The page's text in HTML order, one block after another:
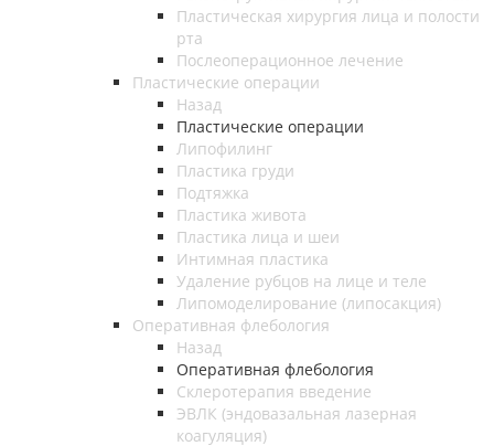
Пластическая хирургия лица и полости
рта
Послеоперационное лечение
Пластические операции
Назад
Пластические операции
Липофилинг
Пластика груди
Подтяжка
Пластика живота
Пластика лица и шеи
Интимная пластика
Удаление рубцов на лице и теле
Липомоделирование (липосакция)
Оперативная флебология
Назад
Оперативная флебология
Склеротерапия введение
ЭВЛК (эндовазальная лазерная
коагуляция)